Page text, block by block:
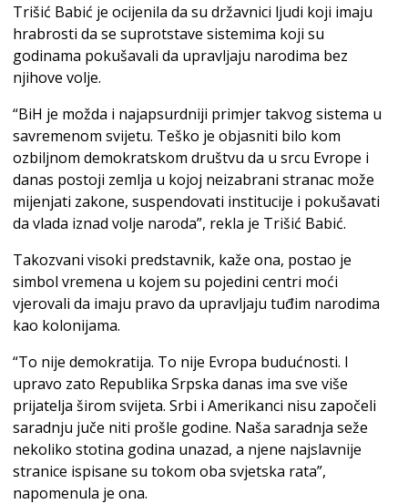
Trišić Babić je ocijenila da su državnici ljudi koji imaju
hrabrosti da se suprotstave sistemima koji su
godinama pokušavali da upravljaju narodima bez
njihove volje.
“BiH je možda i najapsurdniji primjer takvog sistema u
savremenom svijetu. Teško je objasniti bilo kom
ozbiljnom demokratskom društvu da u srcu Evrope i
danas postoji zemlja u kojoj neizabrani stranac može
mijenjati zakone, suspendovati institucije i pokušavati
da vlada iznad volje naroda”, rekla je Trišić Babić.
Takozvani visoki predstavnik, kaže ona, postao je
simbol vremena u kojem su pojedini centri moći
vjerovali da imaju pravo da upravljaju tuđim narodima
kao kolonijama.
“To nije demokratija. To nije Evropa budućnosti. I
upravo zato Republika Srpska danas ima sve više
prijatelja širom svijeta. Srbi i Amerikanci nisu započeli
saradnju juče niti prošle godine. Naša saradnja seže
nekoliko stotina godina unazad, a njene najslavnije
stranice ispisane su tokom oba svjetska rata”,
napomenula je ona.